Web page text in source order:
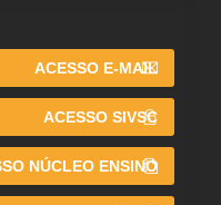
ACESSO E-MAIL
ACESSO SIVSC
NÚCLEO ENSINO